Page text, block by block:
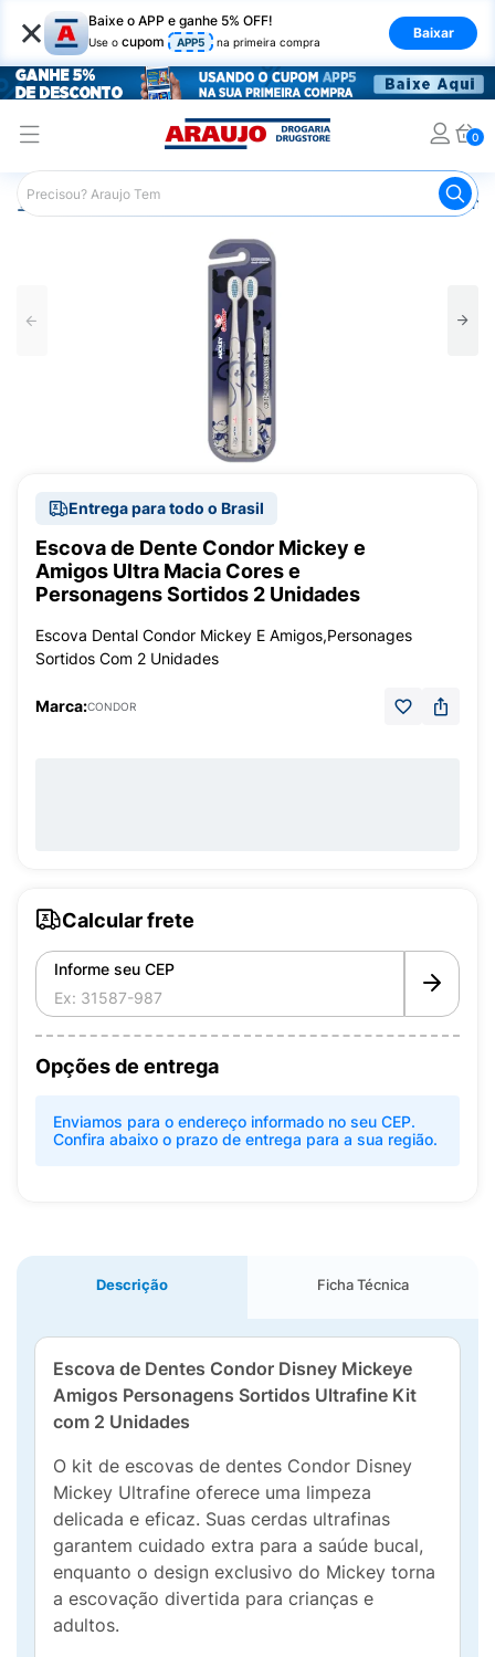
× Baixe o APP e ganhe 5% OFF!
Use o cupom APP5 na primeira compra
Baixar
0
Araujo Infantil Escova de
Entrega para todo o Brasil
Escova de Dente Condor Mickey e
Amigos Ultra Macia Cores e
Personagens Sortidos 2 Unidades
Escova Dental Condor Mickey E Amigos,Personages
Sortidos Com 2 Unidades
Marca:CONDOR
Calcular frete
Informe seu CEP
Opções de entrega
Enviamos para o endereço informado no seu CEP.
Confira abaixo o prazo de entrega para a sua região.
Descrição Ficha Técnica
Escova de Dentes Condor Disney Mickeye
Amigos Personagens Sortidos Ultrafine Kit
com 2 Unidades
O kit de escovas de dentes Condor Disney
Mickey Ultrafine oferece uma limpeza
delicada e eficaz. Suas cerdas ultrafinas
garantem cuidado extra para a saúde bucal,
enquanto o design exclusivo do Mickey torna
a escovação divertida para crianças e
adultos.